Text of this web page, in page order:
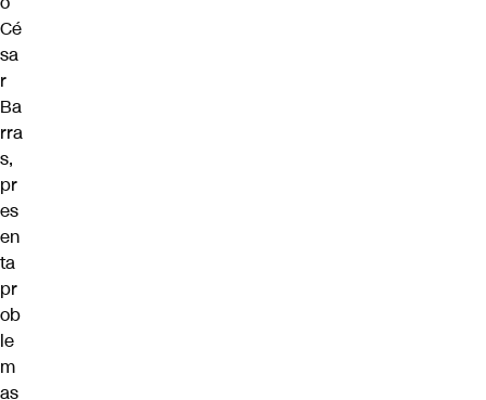
Cé
sa
r
Ba
rra
s,
pr
es
en
ta
pr
ob
le
m
as